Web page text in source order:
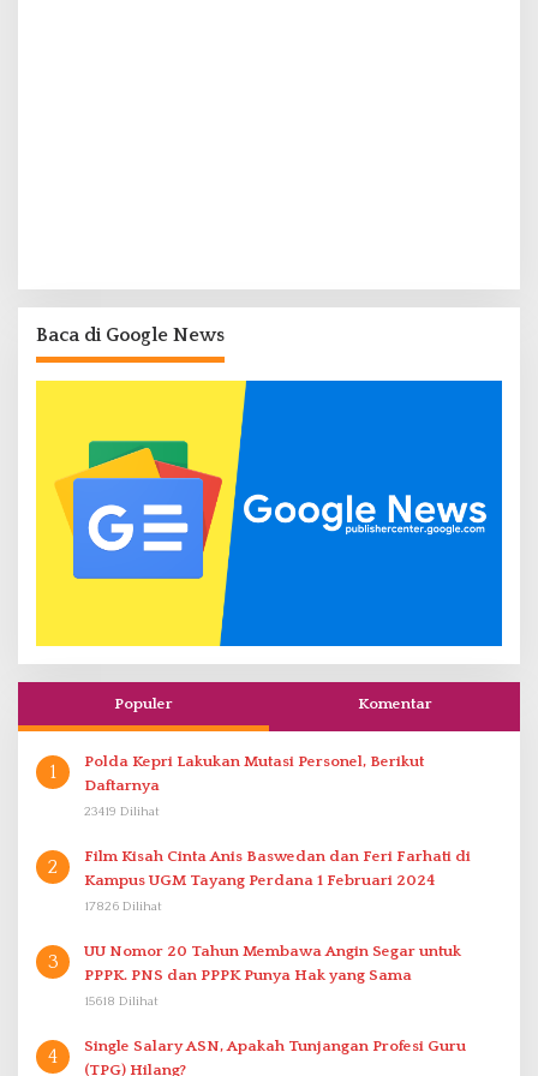
Baca di Google News
Populer Komentar
1
Polda Kepri Lakukan Mutasi Personel, Berikut
Daftarnya
23419 Dilihat
2
Film Kisah Cinta Anis Baswedan dan Feri Farhati di
Kampus UGM Tayang Perdana 1 Februari 2024
17826 Dilihat
3
UU Nomor 20 Tahun Membawa Angin Segar untuk
PPPK. PNS dan PPPK Punya Hak yang Sama
15618 Dilihat
4
Single Salary ASN, Apakah Tunjangan Profesi Guru
(TPG) Hilang?